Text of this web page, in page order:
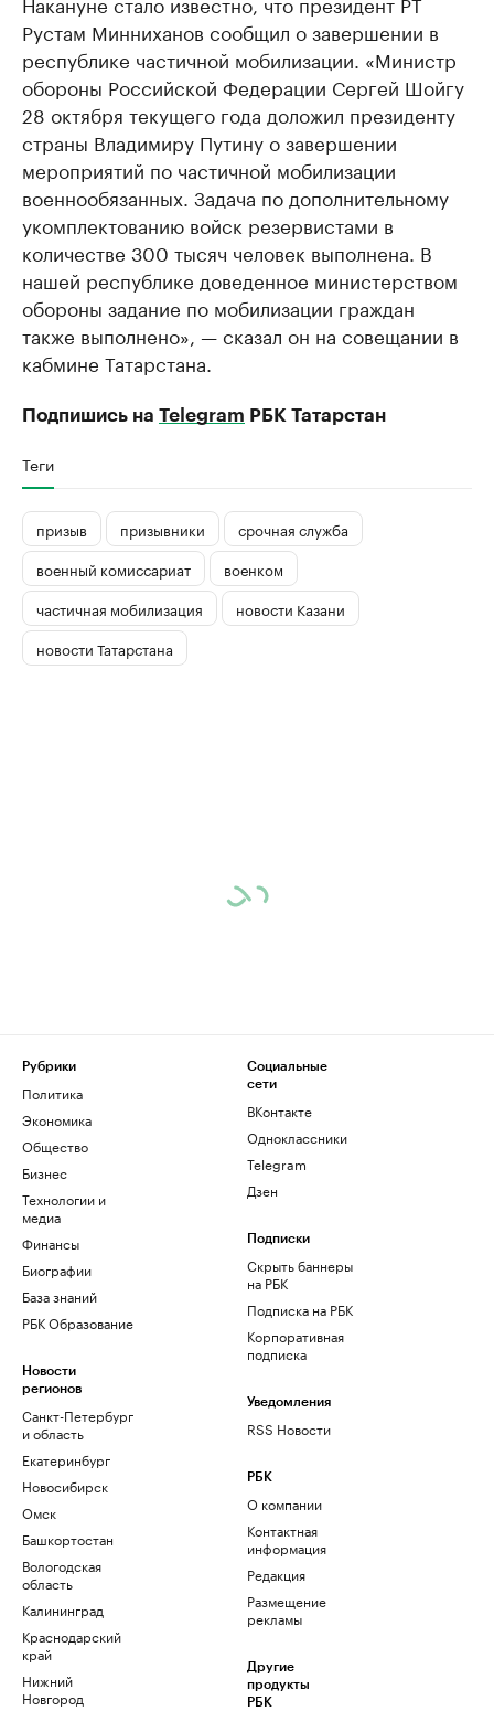
Рустам Минниханов сообщил о завершении в
республике частичной мобилизации. «Министр
обороны Российской Федерации Сергей Шойгу
28 октября текущего года доложил президенту
страны Владимиру Путину о завершении
мероприятий по частичной мобилизации
военнообязанных. Задача по дополнительному
укомплектованию войск резервистами в
количестве 300 тысяч человек выполнена. В
нашей республике доведенное министерством
обороны задание по мобилизации граждан
также выполнено», — сказал он на совещании в
кабмине Татарстана.
Подпишись на Telegram РБК Татарстан
Теги
призыв призывники
срочная служба
военный комиссариат
военком
частичная мобилизация
новости Казани
новости Татарстана
Рубрики
Политика
Экономика
Общество
Бизнес
Технологии и
медиа
Финансы
Биографии
База знаний
РБК Образование
Новости
регионов
Санкт-Петербург
и область
Екатеринбург
Новосибирск
Омск
Башкортостан
Вологодская
область
Калининград
Краснодарский
край
Нижний
Новгород
Социальные
сети
ВКонтакте
Одноклассники
Telegram
Дзен
Подписки
Скрыть баннеры
на РБК
Подписка на РБК
Корпоративная
подписка
Уведомления
RSS Новости
РБК
О компании
Контактная
информация
Редакция
Размещение
рекламы
Другие
продукты
РБК